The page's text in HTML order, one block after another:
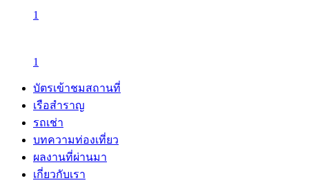
1
1
บัตรเข้าชมสถานที่
เรือสำราญ
รถเช่า
บทความท่องเที่ยว
ผลงานที่ผ่านมา
เกี่ยวกับเรา